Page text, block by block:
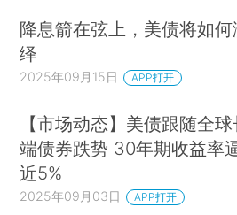
降息箭在弦上，美债将如何
绎
2025年09月15日 APP打开
【市场动态】美债跟随全球
端债券跌势 30年期收益率
近5%
2025年09月03日 APP打开